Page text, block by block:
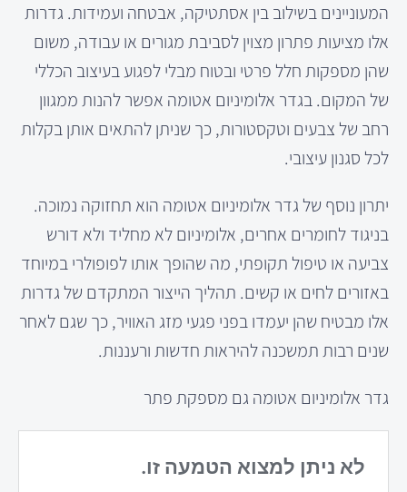
המעוניינים בשילוב בין אסתטיקה, אבטחה ועמידות. גדרות
אלו מציעות פתרון מצוין לסביבת מגורים או עבודה, משום
שהן מספקות חלל פרטי ובטוח מבלי לפגוע בעיצוב הכללי
של המקום. בגדר אלומיניום אטומה אפשר להנות ממגוון
רחב של צבעים וטקסטורות, כך שניתן להתאים אותן בקלות
לכל סגנון עיצובי.
יתרון נוסף של גדר אלומיניום אטומה הוא תחזוקה נמוכה.
בניגוד לחומרים אחרים, אלומיניום לא מחליד ולא דורש
צביעה או טיפול תקופתי, מה שהופך אותו לפופולרי במיוחד
באזורים לחים או קשים. תהליך הייצור המתקדם של גדרות
אלו מבטיח שהן יעמדו בפני פגעי מזג האוויר, כך שגם לאחר
שנים רבות תמשכנה להיראות חדשות ורעננות.
גדר אלומיניום אטומה גם מספקת פתר